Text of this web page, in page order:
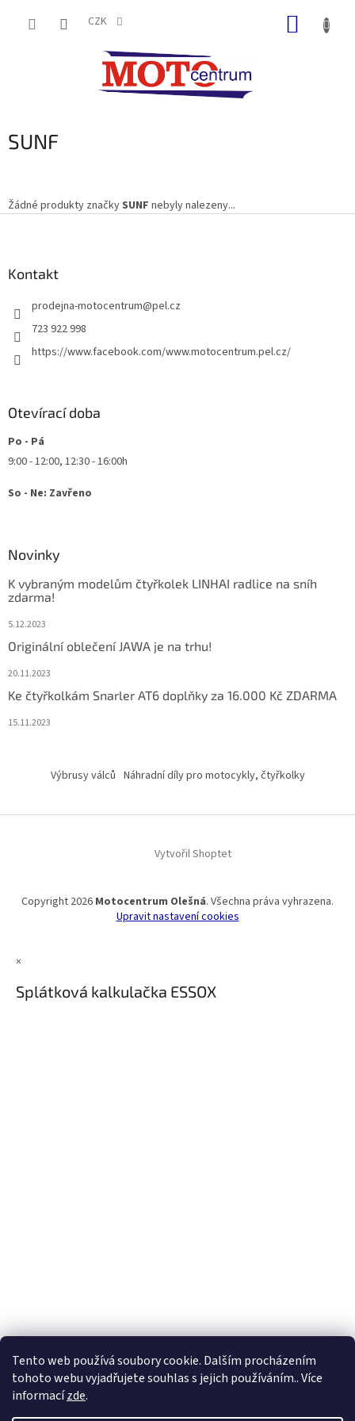
Tento web používá soubory cookie. Dalším procházením
tohoto webu vyjadřujete souhlas s jejich používáním.. Více
informacízde.
🏝️ Dovolená: 🏝️ 27.7.2026 do 9.8.2026 - bude
probíhat dovolená. Celá firma bude uzavřená!
CZK
SUNF
Žádné produkty značkySUNF nebyly nalezeny...
Kontakt
prodejna-motocentrum@pel.cz
723 922 998
https://www.facebook.com/www.motocentrum.pel.cz/
Otevírací doba
Po - Pá
9:00 - 12:00, 12:30 - 16:00h
So - Ne: Zavřeno
Novinky
K vybraným modelům čtyřkolek LINHAI radlice na sníh
zdarma!
5.12.2023
Originální oblečení JAWA je na trhu!
20.11.2023
Ke čtyřkolkám Snarler AT6 doplňky za 16.000 Kč ZDARMA
15.11.2023
Výbrusy válců Náhradní díly pro motocykly, čtyřkolky
Vytvořil Shoptet
Copyright 2026 Motocentrum Olešná. Všechna práva vyhrazena.
Upravit nastavení cookies
×
Splátková kalkulačka ESSOX